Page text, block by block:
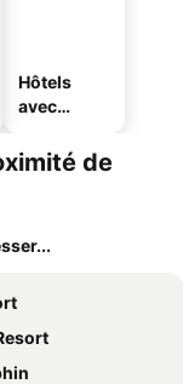
Hôtels
avec
de